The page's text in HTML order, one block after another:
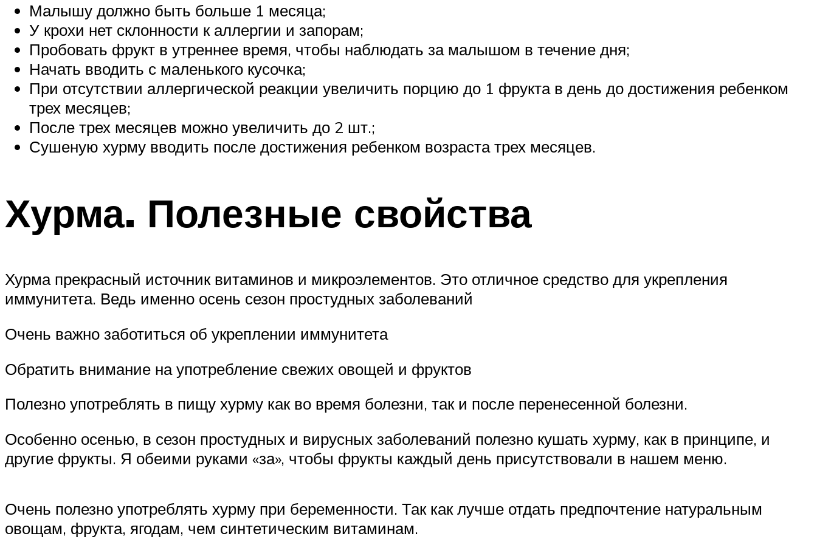
Малышу должно быть больше 1 месяца;
У крохи нет склонности к аллергии и запорам;
Пробовать фрукт в утреннее время, чтобы наблюдать за малышом в течение дня;
Начать вводить с маленького кусочка;
При отсутствии аллергической реакции увеличить порцию до 1 фрукта в день до достижения ребенком
трех месяцев;
После трех месяцев можно увеличить до 2 шт.;
Сушеную хурму вводить после достижения ребенком возраста трех месяцев.
Хурма. Полезные свойства
Хурма прекрасный источник витаминов и микроэлементов. Это отличное средство для укрепления
иммунитета. Ведь именно осень сезон простудных заболеваний
Очень важно заботиться об укреплении иммунитета
Обратить внимание на употребление свежих овощей и фруктов
Полезно употреблять в пищу хурму как во время болезни, так и после перенесенной болезни.
Особенно осенью, в сезон простудных и вирусных заболеваний полезно кушать хурму, как в принципе, и
другие фрукты. Я обеими руками «за», чтобы фрукты каждый день присутствовали в нашем меню.
Очень полезно употреблять хурму при беременности. Так как лучше отдать предпочтение натуральным
овощам, фрукта, ягодам, чем синтетическим витаминам.